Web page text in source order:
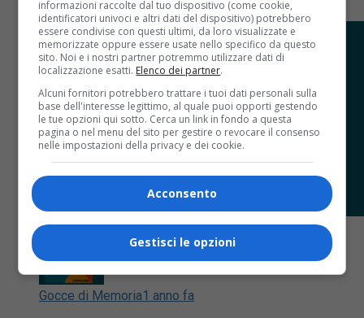
Gocce di Memoria1 anno fa
informazioni raccolte dal tuo dispositivo (come cookie,
identificatori univoci e altri dati del dispositivo) potrebbero
essere condivise con questi ultimi, da loro visualizzate e
memorizzate oppure essere usate nello specifico da questo
sito. Noi e i nostri partner potremmo utilizzare dati di
localizzazione esatti. Elenco dei partner.
Alcuni fornitori potrebbero trattare i tuoi dati personali sulla
base dell'interesse legittimo, al quale puoi opporti gestendo
le tue opzioni qui sotto. Cerca un link in fondo a questa
pagina o nel menu del sito per gestire o revocare il consenso
nelle impostazioni della privacy e dei cookie.
Acconsento
Gestisci le opzioni